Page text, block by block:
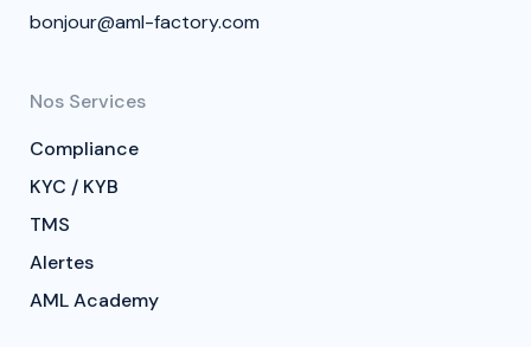
bonjour@aml-factory.com
Nos Services
Compliance
KYC / KYB
TMS
Alertes
AML Academy